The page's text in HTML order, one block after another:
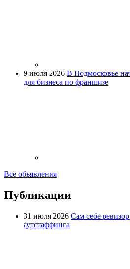
9 июля 2026 В Подмосковье
для бизнеса по франшизе
Все объявления
Публикации
31 июля 2026 Сам себе
аутстаффинга